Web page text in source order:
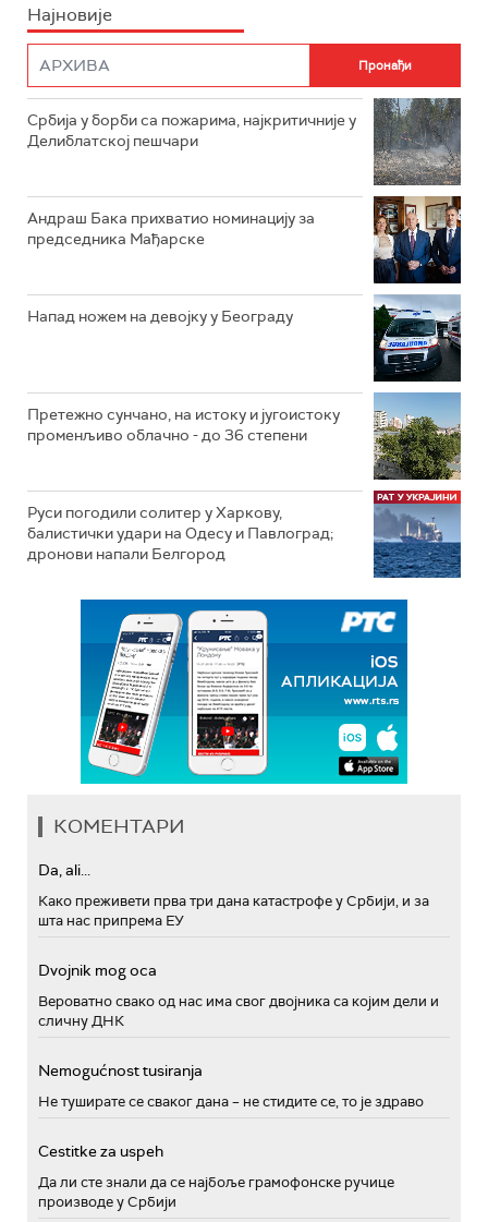
Најновије
Србија у борби са пожарима, најкритичније у
Делиблатској пешчари
Андраш Бака прихватио номинацију за
председника Мађарске
Напад ножем на девојку у Београду
Претежно сунчано, на истоку и југоистоку
променљиво облачно - до 36 степени
Руси погодили солитер у Харкову,
балистички удари на Одесу и Павлоград;
дронови напали Белгород
КОМЕНТАРИ
Da, ali...
Како преживети прва три дана катастрофе у Србији, и за
шта нас припрема ЕУ
Dvojnik mog oca
Вероватно свако од нас има свог двојника са којим дели и
сличну ДНК
Nemogućnost tusiranja
Не туширате се сваког дана – не стидите се, то је здраво
Cestitke za uspeh
Да ли сте знали да се најбоље грамофонске ручице
производе у Србији